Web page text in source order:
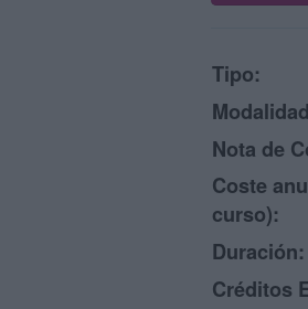
Tipo:
Nota de
Coste
curso):
Duración:
Créditos